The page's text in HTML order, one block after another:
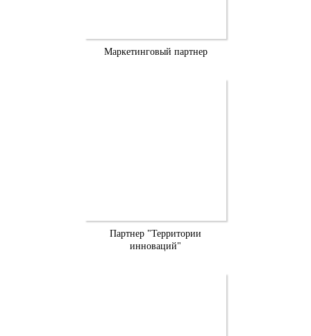
Маркетинговый партнер
Партнер "Территории
инноваций"